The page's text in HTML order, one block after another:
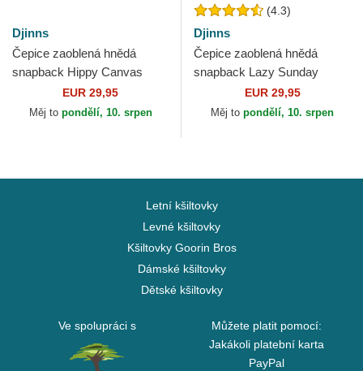
Djinns
Čepice zaoblená hnědá
snapback Hippy Canvas
HFT DjinnsEUR 29,95
Měj to pondělí, 10. srpen
(4.3)
Djinns
Čepice zaoblená hnědá
snapback Lazy Sunday
Coffee HFT Djinns
EUR 29,95
Měj to pondělí, 10. srpen
Letní kšiltovky
Levné kšiltovky
Kšiltovky Goorin Bros
Dámské kšiltovky
Dětské kšiltovky
Ve spolupráci s
Můžete platit pomocí:
Jakákoli platební karta
PayPal